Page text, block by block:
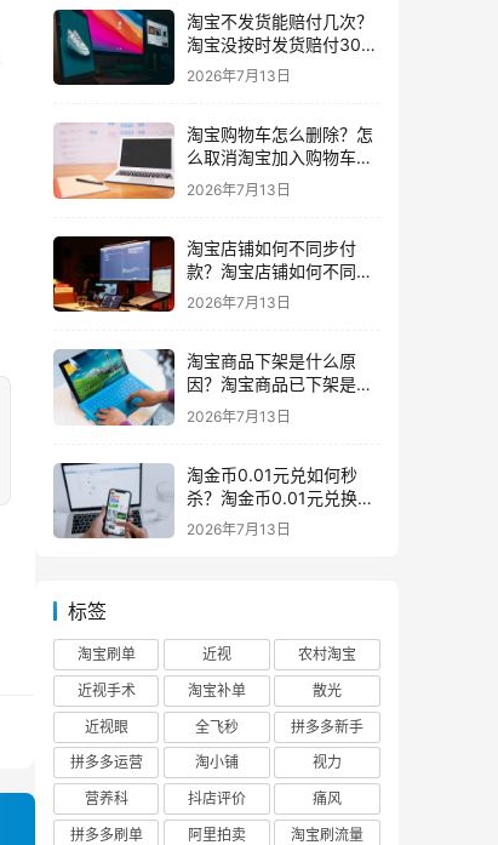
淘宝不发货能赔付几次？
淘宝没按时发货赔付30%
还会发货吗要赔付几次
2026年7月13日
淘宝购物车怎么删除？怎
么取消淘宝加入购物车的
东西
2026年7月13日
淘宝店铺如何不同步付
款？淘宝店铺如何不同步
闲鱼
2026年7月13日
淘宝商品下架是什么原
因？淘宝商品已下架是什
么意思一般下架是为什么
2026年7月13日
淘金币0.01元兑如何秒
杀？淘金币0.01元兑换在
哪如何兑换
2026年7月13日
标签
淘宝刷单 近视
农村淘宝
近视手术
淘宝补单
散光
近视眼
全飞秒
拼多多新手
拼多多运营
淘小铺
视力
营养科
抖店评价
痛风
拼多多刷单
阿里拍卖
淘宝刷流量